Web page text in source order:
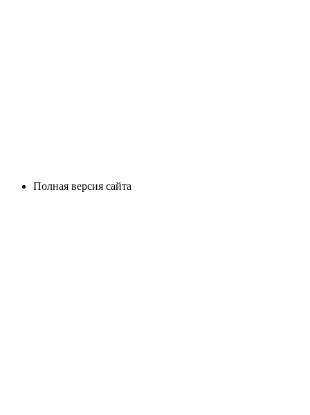
Полная версия сайта